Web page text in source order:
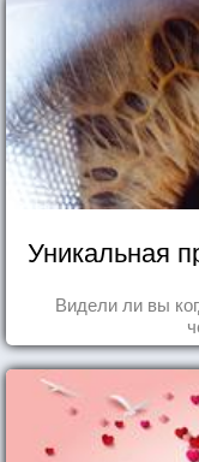
Уникальная
Видели ли вы